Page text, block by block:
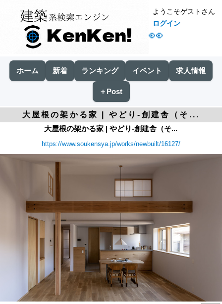
👀
ようこそゲストさん
ログイン
ホーム 新着 ランキング イベント 求人情報
＋Post
大屋根の架かる家 | やどり-創建舎（そ...
大屋根の架かる家 | やどり-創建舎（そ...
https://www.soukensya.jp/works/newbuilt/16127/